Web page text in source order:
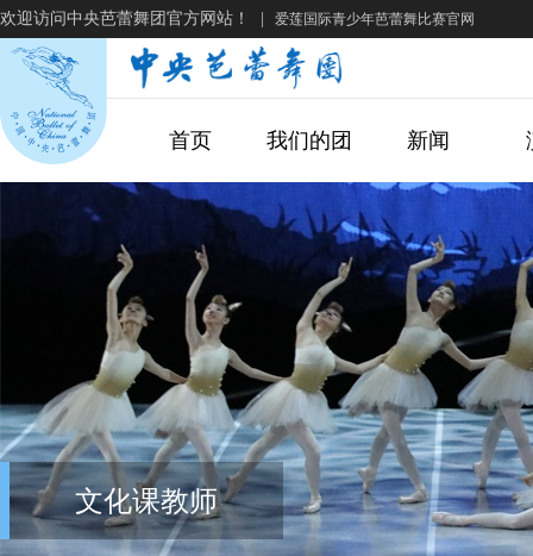
欢迎访问中央芭蕾舞团官方网站！ 爱莲国际青少年芭蕾舞比赛官网
首页 我们的团 新闻
文化课教师